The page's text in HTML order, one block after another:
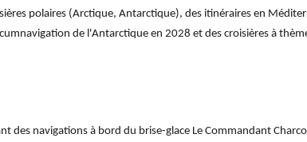
polaires (Arctique, Antarctique), des itinéraires en
de l'Antarctique en 2028 et des croisières à
des navigations à bord du brise-glace Le Commandant